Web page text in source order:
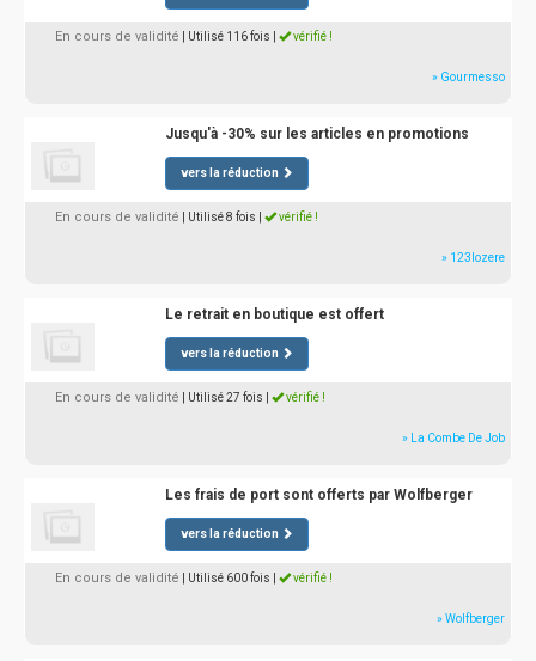
En cours de validité | Utilisé 116 fois vérifié !
» Gourmesso
Jusqu'à -30% sur les articles en promotions
vers la réduction
En cours de validité | Utilisé 8 fois vérifié !
» 123lozere
Le retrait en boutique est offert
vers la réduction
En cours de validité | Utilisé 27 fois vérifié !
» La Combe De Job
Les frais de port sont offerts par Wolfberger
vers la réduction
En cours de validité | Utilisé 600 fois vérifié !
» Wolfberger